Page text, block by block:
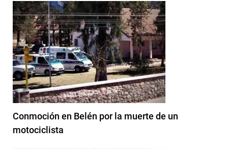
Conmoción en Belén por la muerte de un
motociclista